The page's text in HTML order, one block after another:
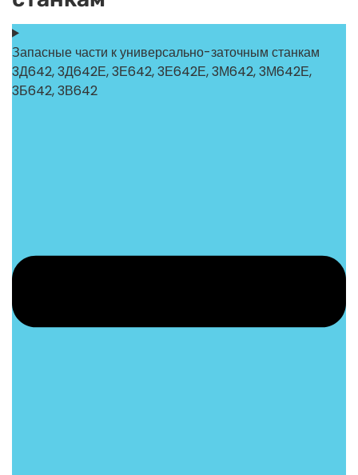
Запасные части к универсально-заточным станкам
3Д642, 3Д642Е, 3Е642, 3Е642Е, 3М642, 3М642Е,
3Б642, 3В642